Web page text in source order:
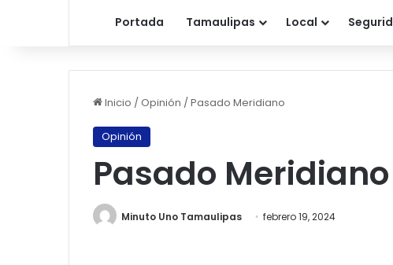
Portada Tamaulipas Local
Inicio /Opinión /Pasado Meridiano
Opinión
Pasado Meridiano
Minuto Uno Tamaulipas febrero 19, 2024